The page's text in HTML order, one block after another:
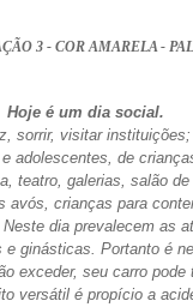
3 - COR AMARELA -
Hoje é um dia social.
sorrir, visitar
adolescentes, de
teatro, galerias, salão de
avós, crianças para
dia prevalecem as
e ginásticas. Portanto é
exceder, seu carro pode
versátil é propício a